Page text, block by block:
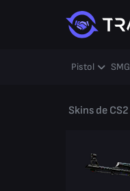
Pistol SMG
Skins de CS2